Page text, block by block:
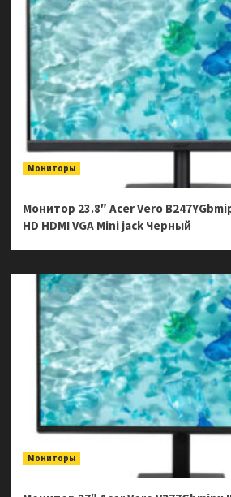
Мониторы
Монитор 23.8″ Acer Vero
HD HDMI VGA Mini jack Черный
Мониторы